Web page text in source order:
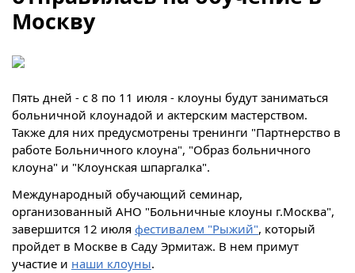
Москву
Пять дней - с 8 по 11 июля - клоуны будут заниматься
больничной клоунадой и актерским мастерством.
Также для них предусмотрены тренинги "Партнерство в
работе Больничного клоуна", "Образ больничного
клоуна" и "Клоунская шпаргалка".
Международный обучающий семинар,
организованный АНО "Больничные клоуны г.Москва",
завершится 12 июля фестивалем "Рыжий", который
пройдет в Москве в Саду Эрмитаж. В нем примут
участие и наши клоуны.